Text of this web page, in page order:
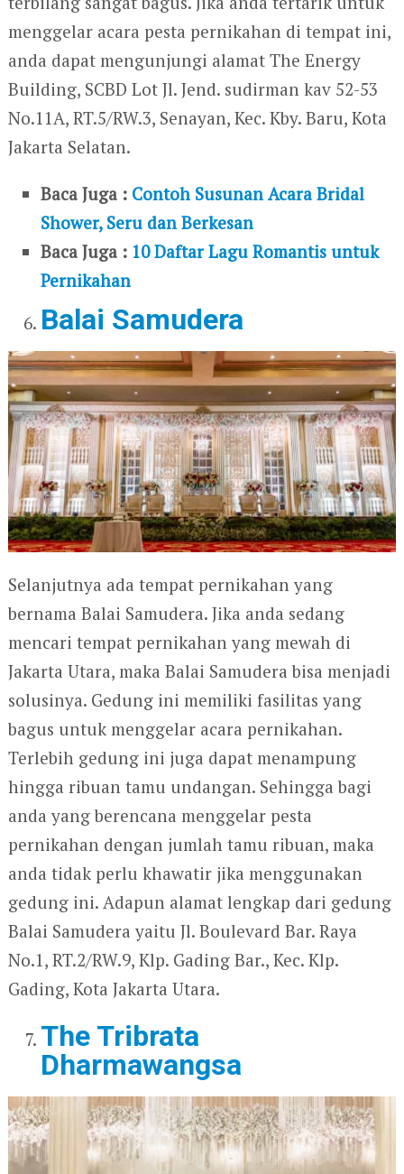
menggelar acara pesta pernikahan di tempat ini,
anda dapat mengunjungi alamat The Energy
Building, SCBD Lot Jl. Jend. sudirman kav 52-53
No.11A, RT.5/RW.3, Senayan, Kec. Kby. Baru, Kota
Jakarta Selatan.
Baca Juga : Contoh Susunan Acara Bridal
Shower, Seru dan Berkesan
Baca Juga : 10 Daftar Lagu Romantis untuk
Pernikahan
Balai Samudera
Selanjutnya ada tempat pernikahan yang
bernama Balai Samudera. Jika anda sedang
mencari tempat pernikahan yang mewah di
Jakarta Utara, maka Balai Samudera bisa menjadi
solusinya. Gedung ini memiliki fasilitas yang
bagus untuk menggelar acara pernikahan.
Terlebih gedung ini juga dapat menampung
hingga ribuan tamu undangan. Sehingga bagi
anda yang berencana menggelar pesta
pernikahan dengan jumlah tamu ribuan, maka
anda tidak perlu khawatir jika menggunakan
gedung ini. Adapun alamat lengkap dari gedung
Balai Samudera yaitu Jl. Boulevard Bar. Raya
No.1, RT.2/RW.9, Klp. Gading Bar., Kec. Klp.
Gading, Kota Jakarta Utara.
The Tribrata
Dharmawangsa